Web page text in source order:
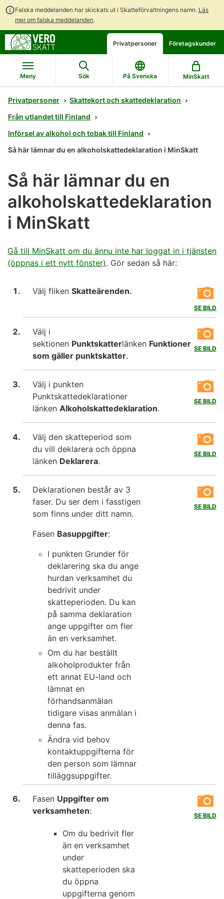
Falska meddelanden har skickats ut i Skatteförvaltningens namn. Läs
mer om falska meddelanden.
Gå
direkt
till
innehållet
Gå
till
hela
webbplatsens
sökning
Privatpersoner Företagskunder
Meny Sök På Svenska MinSkatt
Privatpersoner
Skattekort och skattedeklaration
Från utlandet till Finland
Införsel av alkohol och tobak till Finland
Så här lämnar du en alkoholskattedeklaration i MinSkatt
Så här lämnar du en
alkoholskattedeklaration
i MinSkatt
Gå till MinSkatt om du ännu inte har loggat in i tjänsten
(öppnas i ett nytt fönster). Gör sedan så här:
SE BILD
Välj fliken Skatteärenden.
SE BILD
Välj i
sektionen Punktskatterlänken Funktioner
som gäller punktskatter.
SE BILD
Välj i punkten
Punktskattedeklarationer
länken Alkoholskattedeklaration.
SE BILD
Välj den skatteperiod som
du vill deklarera och öppna
länken Deklarera.
SE BILD
Deklarationen består av 3
faser. Du ser dem i fasstigen
som finns under ditt namn.
Fasen Basuppgifter:
I punkten Grunder för
deklarering ska du ange
hurdan verksamhet du
bedrivit under
skatteperioden. Du kan
på samma deklaration
ange uppgifter om fler
än en verksamhet.
Om du har beställt
alkoholprodukter från
ett annat EU-land och
lämnat en
förhandsanmälan
tidigare visas anmälan i
denna fas.
Ändra vid behov
kontaktuppgifterna för
den person som lämnar
tilläggsuppgifter.
SE BILD
Fasen Uppgifter om
verksamheten:
Om du bedrivit fler
än en verksamhet
under
skatteperioden ska
du öppna
uppgifterna genom